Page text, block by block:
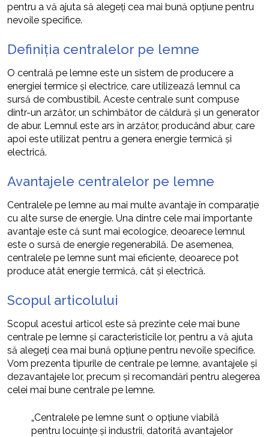
pentru a vă ajuta să alegeți cea mai bună opțiune pentru
nevoile specifice.
Definiția centralelor pe lemne
O centrală pe lemne este un sistem de producere a
energiei termice și electrice, care utilizează lemnul ca
sursă de combustibil. Aceste centrale sunt compuse
dintr-un arzător, un schimbător de căldură și un generator
de abur. Lemnul este ars în arzător, producând abur, care
apoi este utilizat pentru a genera energie termică și
electrică.
Avantajele centralelor pe lemne
Centralele pe lemne au mai multe avantaje în comparație
cu alte surse de energie. Una dintre cele mai importante
avantaje este că sunt mai ecologice, deoarece lemnul
este o sursă de energie regenerabilă. De asemenea,
centralele pe lemne sunt mai eficiente, deoarece pot
produce atât energie termică, cât și electrică.
Scopul articolului
Scopul acestui articol este să prezinte cele mai bune
centrale pe lemne și caracteristicile lor, pentru a vă ajuta
să alegeți cea mai bună opțiune pentru nevoile specifice.
Vom prezenta tipurile de centrale pe lemne, avantajele și
dezavantajele lor, precum și recomandări pentru alegerea
celei mai bune centrale pe lemne.
„Centralele pe lemne sunt o opțiune viabilă
pentru locuințe și industrii, datorită avantajelor